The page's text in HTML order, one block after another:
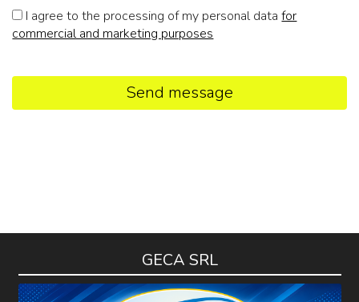
I agree to the processing of my personal datafor
commercial and marketing purposes
Send message
GECA SRL